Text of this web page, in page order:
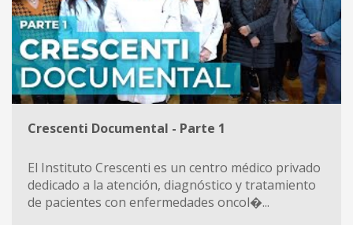
Crescenti Documental - Parte 1
El Instituto Crescenti es un centro médico privado
dedicado a la atención, diagnóstico y tratamiento
de pacientes con enfermedades oncol�...